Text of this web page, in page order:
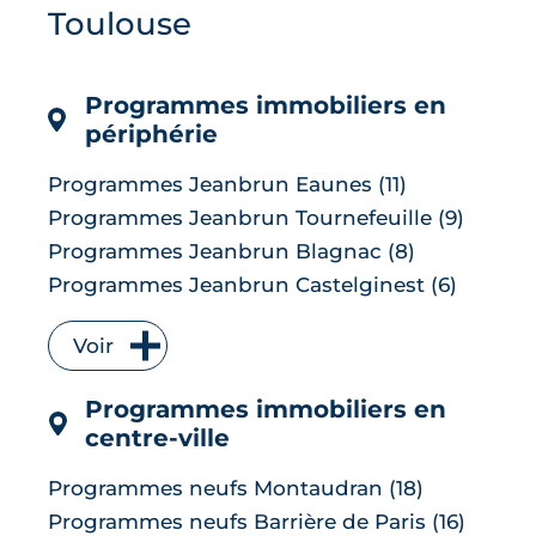
de l'immobilier et avis des habitants :
LIRE L'ARTICLE
Toulouse
Programmes immobiliers en
périphérie
Programmes Jeanbrun Eaunes (11)
Programmes Jeanbrun Tournefeuille (9)
Programmes Jeanbrun Blagnac (8)
Programmes Jeanbrun Castelginest (6)
Programmes Jeanbrun L'Union (6)
Programmes Jeanbrun Quint-
Fonsegrives (6)
Programmes Jeanbrun Bruguières (5)
Programmes Jeanbrun Saint-Orens-de-
Programmes Jeanbrun Auzeville-Tolosane
(4)
Voir
Programmes immobiliers en
centre-ville
Programmes neufs Montaudran (18)
Programmes neufs Barrière de Paris (16)